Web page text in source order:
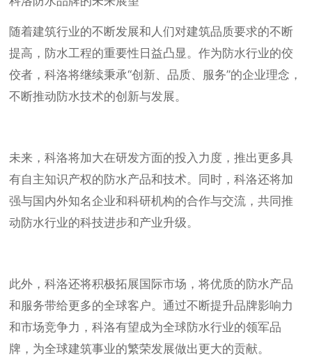
随着建筑行业的不断发展和人们对建筑品质要求的不断
提高，防水工程的重要性日益凸显。作为防水行业的佼
佼者，科洛将继续秉承“创新、品质、服务”的企业理念，
不断推动防水技术的创新与发展。
未来，科洛将加大在研发方面的投入力度，推出更多具
有自主知识产权的防水产品和技术。同时，科洛还将加
强与国内外知名企业和科研机构的合作与交流，共同推
动防水行业的科技进步和产业升级。
此外，科洛还将积极拓展国际市场，将优质的防水产品
和服务带给更多的全球客户。通过不断提升品牌影响力
和市场竞争力，科洛有望成为全球防水行业的领军品
牌，为全球建筑事业的繁荣发展做出更大的贡献。